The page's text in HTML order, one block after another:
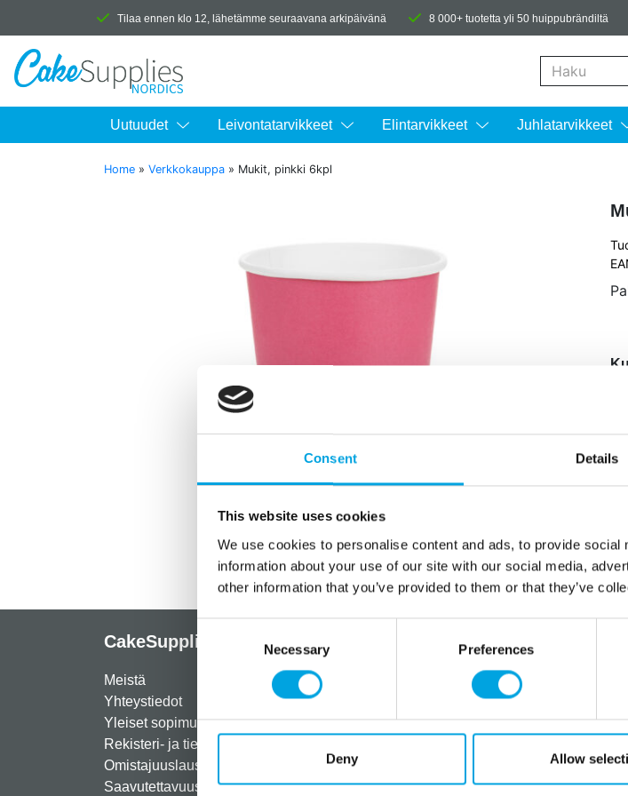
Consent Details
This website uses cookies
We use cookies to personalise content and ads, to provide
information about your use of our site with our social media,
other information that you’ve provided to them or that they’ve
Selection
Necessary Preferences
Deny Allow
Tilaa ennen klo 12, lähetämme seuraavana arkipäivänä 8 000+ tuotetta yli 50 huippubrändiltä
Uutuudet Leivontatarvikkeet Elintarvikkeet Juhlatarvikkeet
Home » Verkkokauppa » Mukit, pinkki 6kpl
CakeSupplies Nordics
Meistä
Yhteystiedot
Yleiset sopimusehdot
Rekisteri- ja tietosuojaseloste
Omistajuuslauseke
Saavutettavuus
Rekisteröidy yritysasiakkaaksi
Maksutiedot ja maksuvaihtoehdot
Toimitusehdot